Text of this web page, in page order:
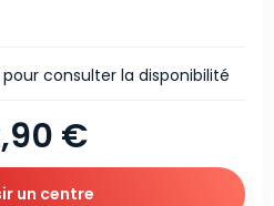
€
consulter la disponibilité
un centre